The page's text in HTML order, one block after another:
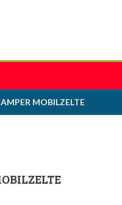
MOBILZELTE